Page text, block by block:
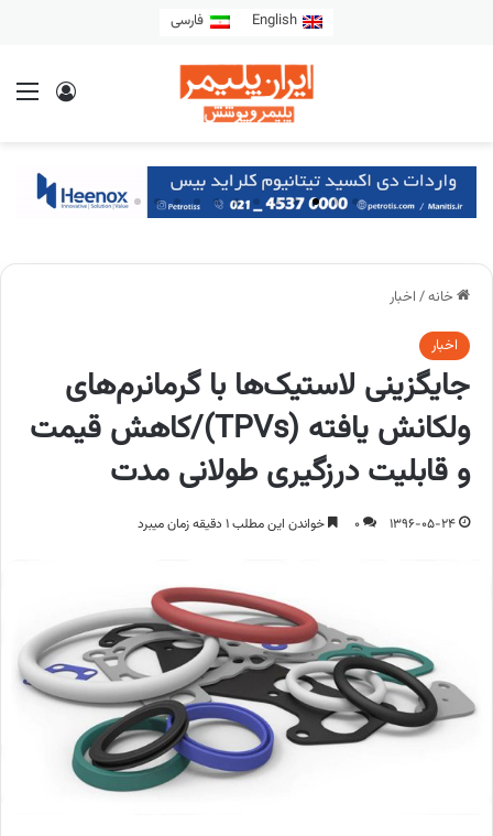
English فارسی
خانه/ اخبار
اخبار
جایگزینی لاستیک‌ها با گرمانرم‌های
ولکانش یافته (TPVs)/کاهش قیمت
و قابلیت درزگیری طولانی مدت
1396-05-24
0 خواندن این مطلب 1 دقیقه زمان میبرد